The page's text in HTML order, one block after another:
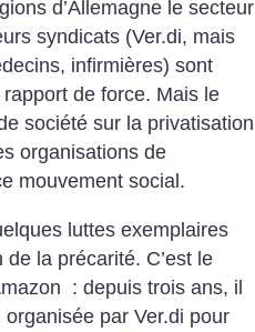
d’Allemagne le secteur
syndicats (Ver.di, mais
infirmières) sont
de force. Mais le
société sur la privatisation
organisations de
mouvement social.
luttes exemplaires
la précarité. C’est le
: depuis trois ans, il
par Ver.di pour